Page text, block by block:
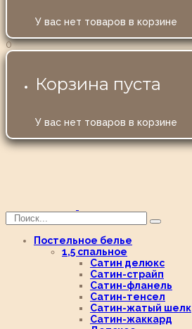
У вас нет товаров в корзине
0
Корзина пуста
У вас нет товаров в корзине
Постельное белье
1,5 спальное
Сатин делюкс
Сатин-страйп
Сатин-фланель
Сатин-тенсел
Сатин-жатый шелк
Сатин-жаккард